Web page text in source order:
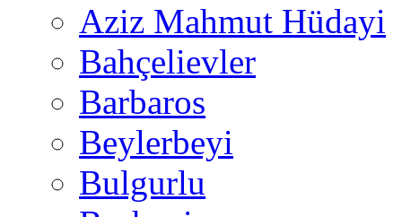
Aziz Mahmut Hüdayi
Bahçelievler
Barbaros
Beylerbeyi
Bulgurlu